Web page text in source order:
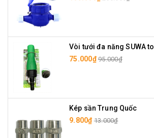
Vòi tưới đa năng SUWA to
75.000₫ 95.000₫
Kép sần Trung Quốc
9.800₫ 13.000₫